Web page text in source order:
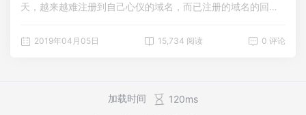
天，越来越难注册到自己心仪的域名，而已注册的域名的回购
类企业和组织的青睐，新顶级域名后缀无疑能延伸更多的创
Google 和.Youtube 。2015年，阿里巴巴向ICANN申请了一批
2019年04月05日 15,734 阅读 0 评论
加载时间
120ms